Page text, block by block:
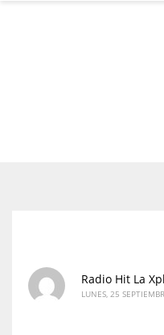
Radio Hit La
LUNES, 25